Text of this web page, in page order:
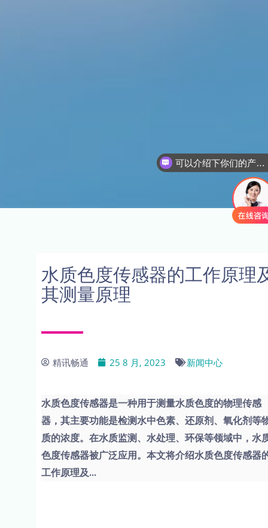
水质色度传感器的工作原理
其测量原理
精讯畅通 25 8 月, 2023 新闻中心
水质色度传感器是一种用于测量水质色度的物理传感
器，其主要功能是检测水中色素、还原剂、氧化剂等
质的浓度。在水质监测、水处理、环保等领域中，水
色度传感器被广泛应用。本文将介绍水质色度传感器
工作原理及...
可以介绍下你们的产品么